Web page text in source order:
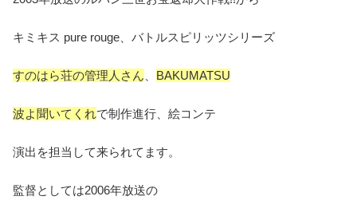
キミキス pure rouge、バトルスピリッツシリーズ
すのはら荘の管理人さん BAKUMATSU
波よ聞いてくれで制作進行、絵コンテ
演出を担当して来られてます。
監督としては2006年放送の